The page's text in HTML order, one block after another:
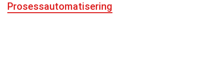
Prosessautomatisering